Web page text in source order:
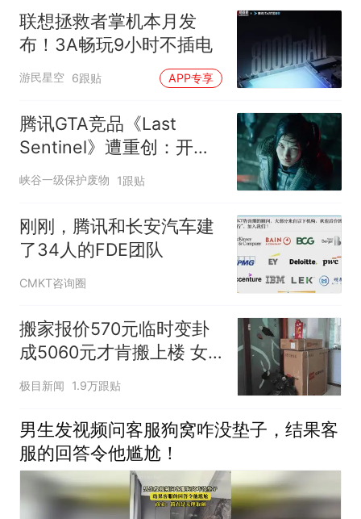
联想拯救者掌机本月发
布！3A畅玩9小时不插电
游民星空 6跟贴 APP专享
腾讯GTA竞品《Last
Sentinel》遭重创：开发
商裁员80人，项目恐搁浅
峡谷一级保护废物 1跟贴
刚刚，腾讯和长安汽车建
了34人的FDE团队
CMKT咨询圈
搬家报价570元临时变卦
成5060元才肯搬上楼 女
子傻眼
极目新闻 1.9万跟贴
男生发视频问客服狗窝咋没垫子，结果客
服的回答令他尴尬！